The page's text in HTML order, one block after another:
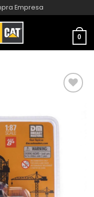
Empresa
0
A LA
LISTA
DE
DESEOS